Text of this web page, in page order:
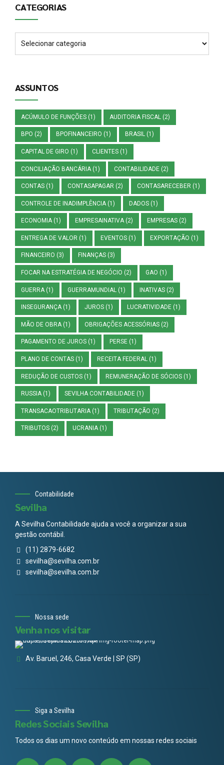
CATEGORIAS
ASSUNTOS
ACÚMULO DE FUNÇÕES (1) AUDITORIA FISCAL (2)
BPO (2) BPOFINANCEIRO (1) BRASIL (1)
CAPITAL DE GIRO (1) CLIENTES (1)
CONCILIAÇÃO BANCÁRIA (1) CONTABILIDADE (2)
CONTAS (1) CONTASAPAGAR (2) CONTASARECEBER (1)
CONTROLE DE INADIMPLÊNCIA (1) DADOS (1)
ECONOMIA(1) EMPRESAINATIVA(2) EMPRESAS (2)
ENTREGA DE VALOR (1) EVENTOS (1) EXPORTAÇÃO (1)
FINANCEIRO (3) FINANÇAS (3)
FOCAR NA ESTRATÉGIA DE NEGÓCIO (2) GAO (1)
GUERRA (1) GUERRAMUNDIAL (1) INATIVAS (2)
INSEGURANÇA(1) JUROS (1) LUCRATIVIDADE (1)
MÃO DE OBRA(1) OBRIGAÇÕES ACESSÓRIAS (2)
PAGAMENTO DE JUROS (1) PERSE (1)
PLANO DE CONTAS (1) RECEITA FEDERAL (1)
REDUÇÃO DE CUSTOS (1) REMUNERAÇÃO DE SÓCIOS (1)
RUSSIA(1) SEVILHA CONTABILIDADE (1)
TRANSACAOTRIBUTARIA(1) TRIBUTAÇÃO (2)
TRIBUTOS (2) UCRANIA(1)
Contabilidade
Sevilha
A Sevilha Contabilidade ajuda a você a organizar a sua
gestão contábil.
(11) 2879-6682
sevilha@sevilha.com.br
sevilha@sevilha.com.br
Nossa sede
Venha nos visitar
Av. Baruel, 246, Casa Verde | SP (SP)
Siga a Sevilha
Redes Sociais Sevilha
Todos os dias um novo conteúdo em nossas redes sociais